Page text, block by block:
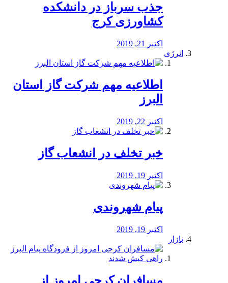
جذب سرباز در دانشکده
کشاورزی کرج
اکتبر 21, 2019
انرژی
️اطلاعیه مهم شرکت گاز استان
البرز
اکتبر 22, 2019
خبر تخلف در انشعاب گاز
اکتبر 19, 2019
پیام شهروندی
اکتبر 19, 2019
بازار
مسافران کرجی امروز از